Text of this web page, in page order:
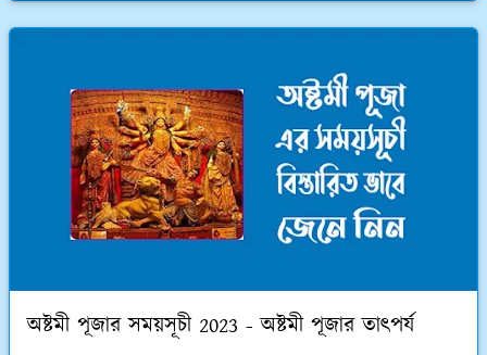
অষ্টমী পূজার সময়সূচী 2023 - অষ্টমী পূজার তাৎপর্য